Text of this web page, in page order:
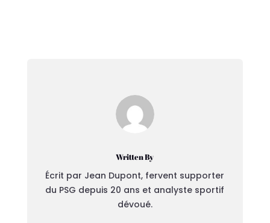
Written By
Écrit par Jean Dupont, fervent supporter
du PSG depuis 20 ans et analyste sportif
dévoué.